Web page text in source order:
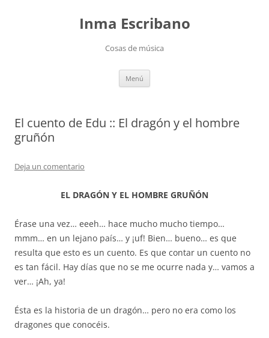
Inma Escribano
Cosas de música
Menú
El cuento de Edu :: El dragón y el hombre
gruñón
Deja un comentario
EL DRAGÓN Y EL HOMBRE GRUÑÓN
Érase una vez… eeeh… hace mucho mucho tiempo…
mmm… en un lejano país… y ¡uf! Bien… bueno… es que
resulta que esto es un cuento. Es que contar un cuento no
es tan fácil. Hay días que no se me ocurre nada y… vamos a
ver… ¡Ah, ya!
Ésta es la historia de un dragón… pero no era como los
dragones que conocéis.